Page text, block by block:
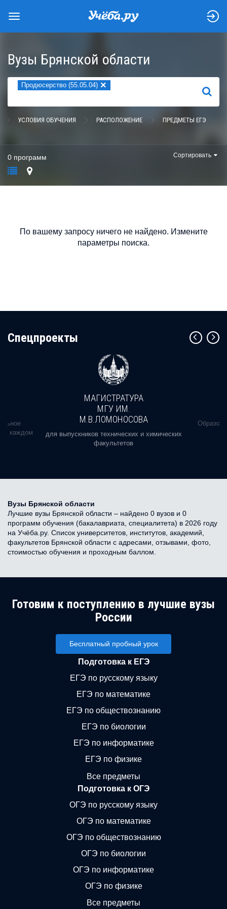
Вузы Брянской области
Продюсерство (55.05.04) ×
НАЙТИ
УСЛОВИЯ ОБУЧЕНИЯ РАСПОЛОЖЕНИЕ ПРЕДМЕТЫ ЕГЭ
0 программ Сортировать
По вашему запросу ничего не найдено. Измените
параметры поиска.
Cпецпроекты
в каждом
МАГИСТРАТУРА
МГУ ИМ.
М.В.ЛОМОНОСОВА
для выпускников технических и химических
факультетов
Вузы Брянской области
Лучшие вузы Брянской области – найдено 0 вузов и 0
программ обучения (бакалавриата, специалитета) в 2026 году
на Учёба.ру. Список университетов, институтов, академий,
факультетов Брянской области с адресами, отзывами, фото,
стоимостью обучения и проходным баллом.
Готовим к поступлению в лучшие вузы
России
Бесплатный пробный урок
Подготовка к ЕГЭ
ЕГЭ по русскому языку
ЕГЭ по математике
ЕГЭ по обществознанию
ЕГЭ по биологии
ЕГЭ по информатике
ЕГЭ по физике
Все предметы
Подготовка к ОГЭ
ОГЭ по русскому языку
ОГЭ по математике
ОГЭ по обществознанию
ОГЭ по биологии
ОГЭ по информатике
ОГЭ по физике
Все предметы